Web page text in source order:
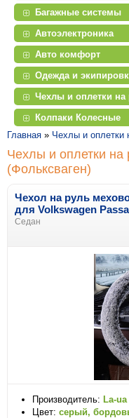
Багажные системы
Автоэлектроника
Авто комфорт
Одежда и
Чехлы и оплетки на
Колпаки Колесные
Главная » Чехлы и оплетки
Чехлы и оплетки на
(Фольксваген)
Чехол на руль
для Volkswagen
Седан
Производитель: La-ua
Цвет: серый,